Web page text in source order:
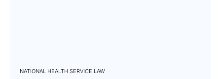
NATIONAL HEALTH SERVICE LAW